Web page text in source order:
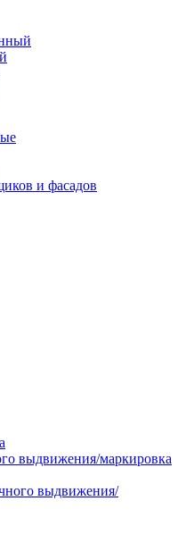
и фасадов
выдвижения/маркировка
выдвижения/